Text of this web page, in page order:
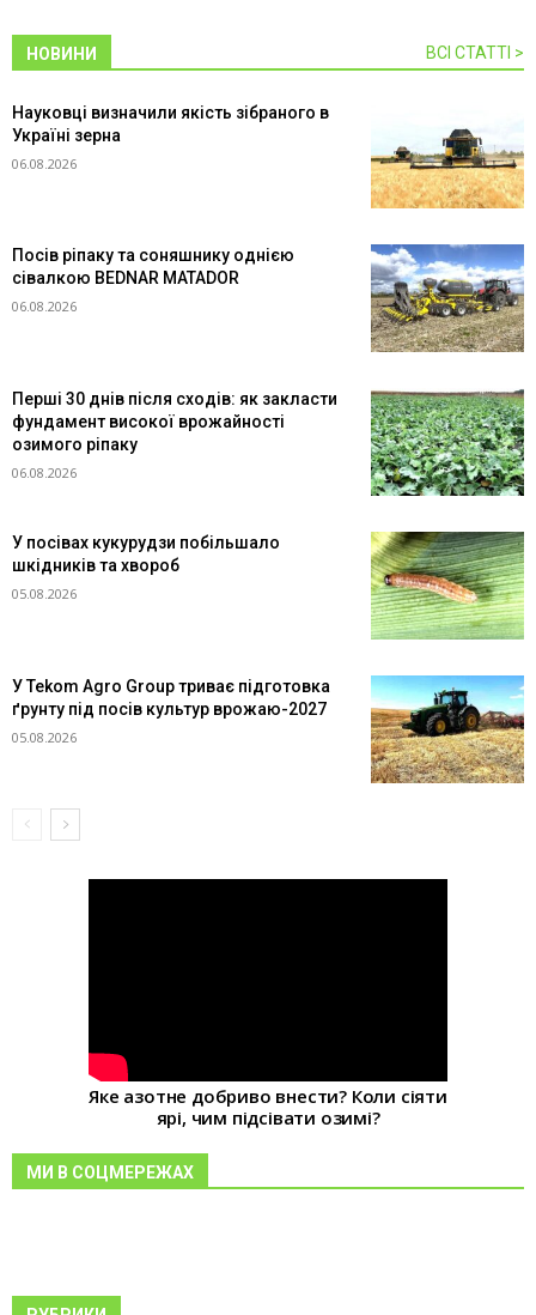
НОВИНИ ВСІ СТАТТІ >
Науковці визначили якість зібраного в
Україні зерна
06.08.2026
Посів ріпаку та соняшнику однією
сівалкою BEDNAR MATADOR
06.08.2026
Перші 30 днів після сходів: як закласти
фундамент високої врожайності
озимого ріпаку
06.08.2026
У посівах кукурудзи побільшало
шкідників та хвороб
05.08.2026
У Tekom Agro Group триває підготовка
ґрунту під посів культур врожаю-2027
05.08.2026
Яке азотне добриво внести? Коли сіяти
ярі, чим підсівати озимі?
МИ В СОЦМЕРЕЖАХ